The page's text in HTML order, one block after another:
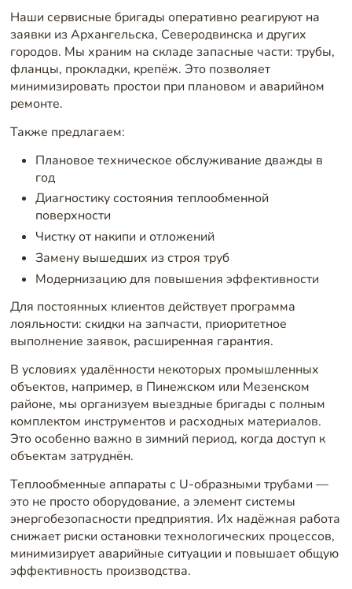
Наши сервисные бригады оперативно реагируют на
заявки из Архангельска, Северодвинска и других
городов. Мы храним на складе запасные части: трубы,
фланцы, прокладки, крепёж. Это позволяет
минимизировать простои при плановом и аварийном
ремонте.
Также предлагаем:
Плановое техническое обслуживание дважды в
год
Диагностику состояния теплообменной
поверхности
Чистку от накипи и отложений
Замену вышедших из строя труб
Модернизацию для повышения эффективности
Для постоянных клиентов действует программа
лояльности: скидки на запчасти, приоритетное
выполнение заявок, расширенная гарантия.
В условиях удалённости некоторых промышленных
объектов, например, в Пинежском или Мезенском
районе, мы организуем выездные бригады с полным
комплектом инструментов и расходных материалов.
Это особенно важно в зимний период, когда доступ к
объектам затруднён.
Теплообменные аппараты с U-образными трубами —
это не просто оборудование, а элемент системы
энергобезопасности предприятия. Их надёжная работа
снижает риски остановки технологических процессов,
минимизирует аварийные ситуации и повышает общую
эффективность производства.